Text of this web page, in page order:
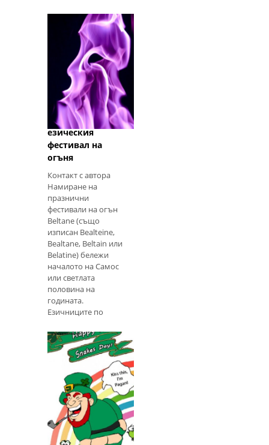
източници, особено
ако не живеете в
голям град или
езически
Ръководство за
начинаещи за
Белтан: Начини за
празнуване на
езическия
фестивал на
огъня
Контакт с автора
Намиране на
празнични
фестивали на огън
Beltane (също
изписан Bealteine,
Bealtane, Beltain или
Belatine) бележи
началото на Самос
или светлата
половина на
годината.
Езичниците по
полукълбо се
подготвят за
празниците на
Фестивала на огъня,
включително и аз!
Както при всеки
езически празник, аз
започвам изследване
на историята,
фолклора и
Всички Ден на
змиите: Празник
на езическия св.
Патрик